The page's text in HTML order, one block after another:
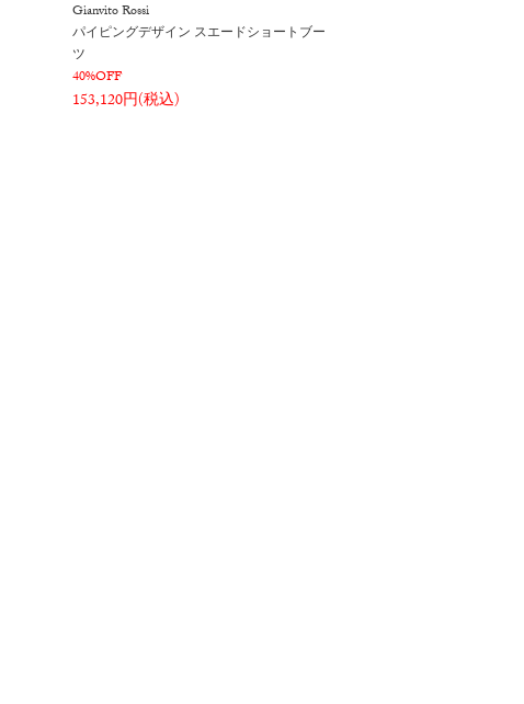
Gianvito Rossi
パイピングデザイン スエードショートブー
ツ
40%OFF
153,120円(税込)